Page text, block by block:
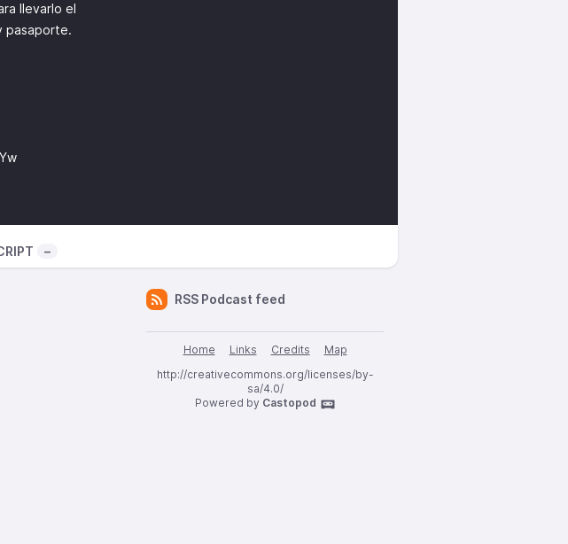
llevarlo el
pasaporte.
–
RSS Podcast feed
Home Links Credits
Map
http://creativecommons.org/licenses/by-
sa/4.0/
Powered by Castopod